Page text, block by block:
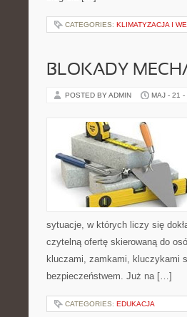
CATEGORIES: KLIMATYZACJA I
BLOKADY
POSTED BY ADMIN MAJ - 21 -
sytuacje, w których liczy się
czytelną ofertę skierowaną do
kluczami, zamkami, kluczykami
bezpieczeństwem. Już na […]
CATEGORIES: EDUKACJA